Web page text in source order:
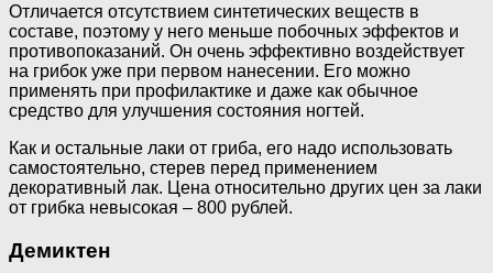
Отличается отсутствием синтетических веществ в
составе, поэтому у него меньше побочных эффектов и
противопоказаний. Он очень эффективно воздействует
на грибок уже при первом нанесении. Его можно
применять при профилактике и даже как обычное
средство для улучшения состояния ногтей.
Как и остальные лаки от гриба, его надо использовать
самостоятельно, стерев перед применением
декоративный лак. Цена относительно других цен за лаки
от грибка невысокая – 800 рублей.
Демиктен